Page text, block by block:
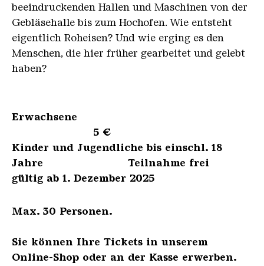
beeindruckenden Hallen und Maschinen von der
Gebläsehalle bis zum Hochofen. Wie entsteht
eigentlich Roheisen? Und wie erging es den
Menschen, die hier früher gearbeitet und gelebt
haben?
Erwachsene
5 €
Kinder und Jugendliche bis einschl. 18
Jahre Teilnahme frei
gültig ab 1. Dezember 2025
Max. 30 Personen.
Sie können Ihre Tickets in unserem
Online-Shop oder an der Kasse erwerben.